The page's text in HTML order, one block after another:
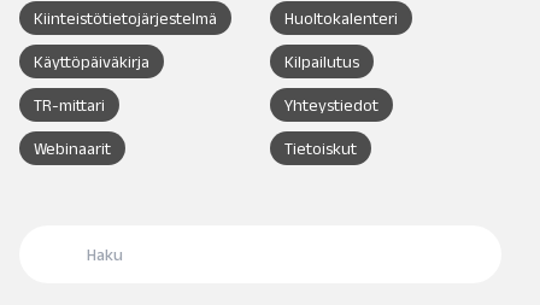
Kiinteistötietojärjestelmä Huoltokalenteri
Käyttöpäiväkirja Kilpailutus
TR-mittari Yhteystiedot
Webinaarit Tietoiskut